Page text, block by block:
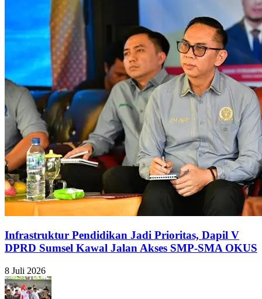
Infrastruktur Pendidikan Jadi Prioritas, Dapil V
DPRD Sumsel Kawal Jalan Akses SMP-SMA OKUS
8 Juli 2026